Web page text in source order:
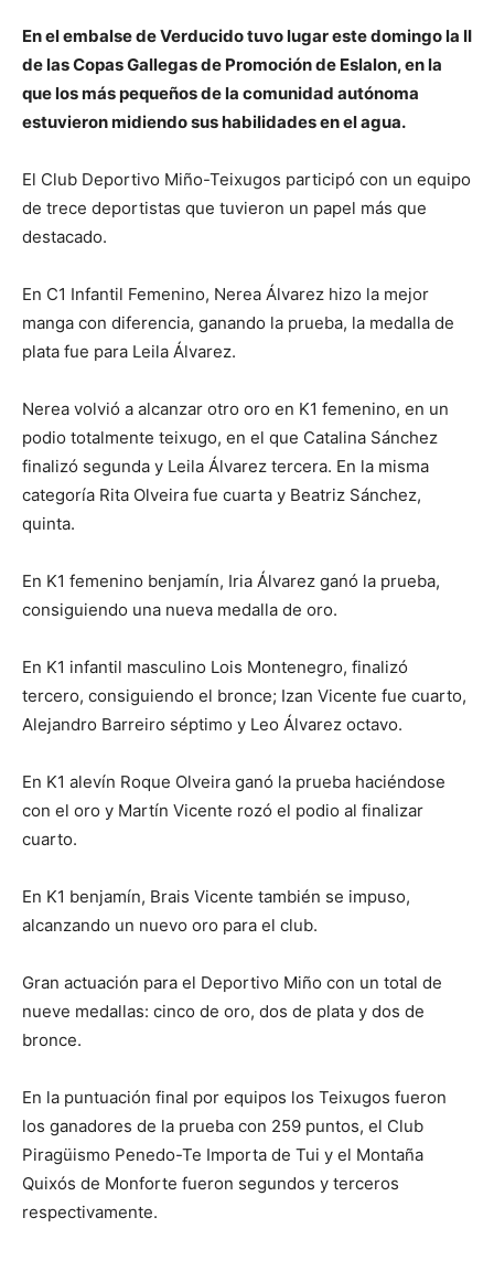
En el embalse de Verducido tuvo lugar este domingo la II
de las Copas Gallegas de Promoción de Eslalon, en la
que los más pequeños de la comunidad autónoma
estuvieron midiendo sus habilidades en el agua.
El Club Deportivo Miño-Teixugos participó con un equipo
de trece deportistas que tuvieron un papel más que
destacado.
En C1 Infantil Femenino, Nerea Álvarez hizo la mejor
manga con diferencia, ganando la prueba, la medalla de
plata fue para Leila Álvarez.
Nerea volvió a alcanzar otro oro en K1 femenino, en un
podio totalmente teixugo, en el que Catalina Sánchez
finalizó segunda y Leila Álvarez tercera. En la misma
categoría Rita Olveira fue cuarta y Beatriz Sánchez,
quinta.
En K1 femenino benjamín, Iria Álvarez ganó la prueba,
consiguiendo una nueva medalla de oro.
En K1 infantil masculino Lois Montenegro, finalizó
tercero, consiguiendo el bronce; Izan Vicente fue cuarto,
Alejandro Barreiro séptimo y Leo Álvarez octavo.
En K1 alevín Roque Olveira ganó la prueba haciéndose
con el oro y Martín Vicente rozó el podio al finalizar
cuarto.
En K1 benjamín, Brais Vicente también se impuso,
alcanzando un nuevo oro para el club.
Gran actuación para el Deportivo Miño con un total de
nueve medallas: cinco de oro, dos de plata y dos de
bronce.
En la puntuación final por equipos los Teixugos fueron
los ganadores de la prueba con 259 puntos, el Club
Piragüismo Penedo-Te Importa de Tui y el Montaña
Quixós de Monforte fueron segundos y terceros
respectivamente.